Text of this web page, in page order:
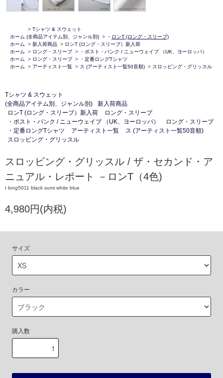
ホーム
> Tシャツ & スウェット
(全商品アイテム別、ジャンル別) > ・ ロンT (ロング・スリーブ)
ホーム
> 新入荷商品 > ロンT (ロング・スリーブ）新入荷
ホーム
> ロング・スリーブ >
・ポスト・パンク / ニューウェイブ （UK、ヨーロッパ）
ホーム
> ロング・スリーブ >
・定番ロングTシャツ
ホーム
> アーティスト一覧 > ス (アーティスト一覧50音順) > スロッビング・グリッスル
Tシャツ & スウェット
(全商品アイテム別、ジャンル別)
新入荷商品
ロンT (ロング・スリーブ）新入荷
ロング・スリーブ
・ポスト・パンク / ニューウェイブ （UK、ヨーロッパ）
ロング・スリーブ
・定番ロングTシャツ
アーティスト一覧
ス (アーティスト一覧50音順)
スロッビング・グリッスル
スロッビング・グリッスル / ザ・セカンド・ア
ニュアル・レポート －ロンT（4色)
t long5011 black sumi white blue
4,980円(内税)
サイズ
カラー
購入数